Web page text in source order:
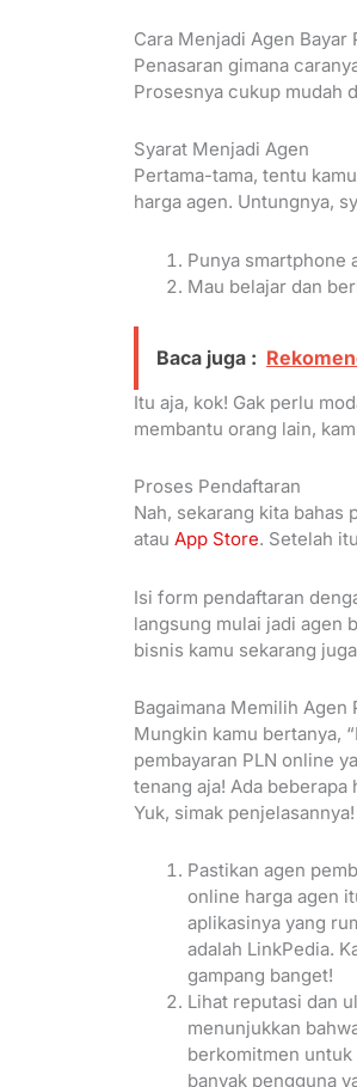
Cara Menjadi Agen Bayar
Penasaran gimana
Prosesnya cukup mudah
Syarat Menjadi Agen
Pertama-tama, tentu
harga agen. Untungnya,
Punya smartphone
Mau belajar dan
Baca juga :
Itu aja, kok! Gak perlu
membantu orang lain,
Proses Pendaftaran
Nah, sekarang kita bahas
atau App Store. Setelah
Isi form pendaftaran
langsung mulai jadi agen
bisnis kamu sekarang
Bagaimana Memilih Agen
Mungkin kamu bertanya,
pembayaran PLN online
tenang aja! Ada
Yuk, simak penjelasannya!
Pastikan agen
online harga agen
aplikasinya yang
adalah LinkPedia.
gampang banget!
Lihat reputasi dan
menunjukkan
berkomitmen untuk
banyak pengguna